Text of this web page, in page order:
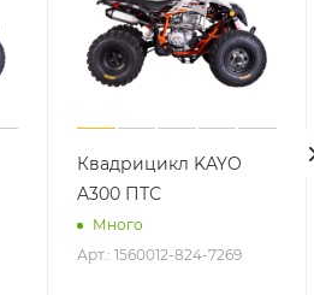
Квадрицикл KAYO
A300 ПТС
Много
Арт.: 1560012-824-7269